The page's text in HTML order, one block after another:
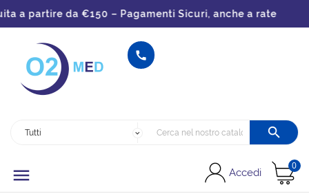
partire da €150 – Pagamenti Sicuri, anche a rate


 Accedi
0